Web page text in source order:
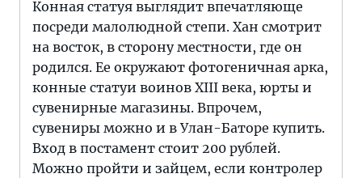
Конная статуя выглядит впечатляюще
посреди малолюдной степи. Хан смотрит
на восток, в сторону местности, где он
родился. Ее окружают фотогеничная арка,
конные статуи воинов XIII века, юрты и
сувенирные магазины. Впрочем,
сувениры можно и в Улан-Баторе купить.
Вход в постамент стоит 200 рублей.
Можно пройти и зайцем, если контролер